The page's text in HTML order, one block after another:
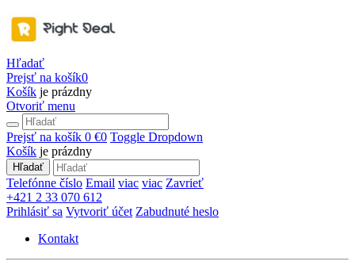
Hľadať
Prejsť na košík0
Košík je prázdny
Otvoriť menu
Prejsť na košík 0 €0 Toggle Dropdown
Košík je prázdny
Hľadať
Telefónne číslo Email viac viac Zavrieť
+421 2 33 070 612
Prihlásiť sa Vytvoriť účet Zabudnuté heslo
Kontakt